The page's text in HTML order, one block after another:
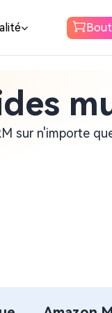
sur n'importe